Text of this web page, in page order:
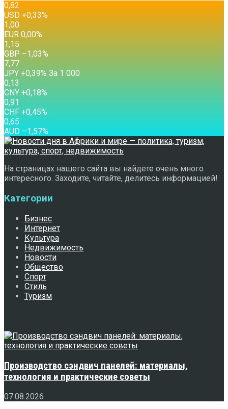
0,82
USD +0,33%
1,00
EUR 0,00%
1,15
GBP –1,03%
7,77
JPY +0,39% За 1 000
0,13
CNY +0,18%
0,91
CHF +0,45%
0,65
AUD –1,57%
На страницах нашего сайта вы найдете очень много
интересного. Заходите, читайте, делитесь информацией!
Категории
Бизнес
Интернет
Культура
Недвижимость
Новости
Общество
Спорт
Стиль
Туризм
Производство сэндвич панелей: материалы,
технология и практические советы
07.08.2026